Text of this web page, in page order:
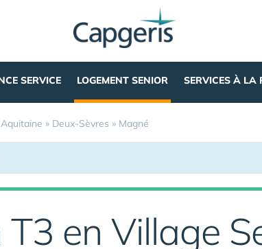
SERVICE LOGEMENT SENIOR SERVICES À LA
» Deux-Sèvres » Magné
en Village